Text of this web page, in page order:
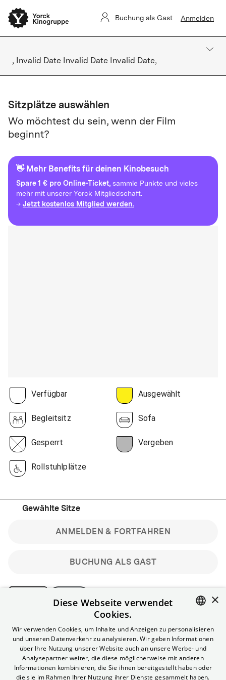
Buchung als Gast Anmelden
, Invalid Date Invalid Date Invalid Date,
Sitzplätze auswählen
Wo möchtest du sein, wenn der Film
beginnt?
👋 Mehr Benefits für deinen Kinobesuch
Spare1 € pro Online-Ticket, sammle Punkte und vieles
mehr mit unserer Yorck Mitgliedschaft.
→ Jetzt kostenlos Mitglied werden.
Verfügbar Ausgewählt
Begleitsitz Sofa
Gesperrt Vergeben
Rollstuhlplätze
Gewählte Sitze
BUCHUNG ALS GAST
ANMELDEN & FORTFAHREN
Bitte beachte: Gastbuchungen sind nicht stornierbar.
Registriere dich kostenlos für bis zu 90 min vor Filmbeginn
stornierbare Tickets für reguläre Vorstellungen.
Unlimited-Mitglied? Melde dich an, um deine Benefits
nutzen zu können.
ENGLISH
×
Diese Webseite verwendet
Cookies.
Wir verwenden Cookies, um Inhalte und Anzeigen zu personalisieren
und unseren Datenverkehr zu analysieren. Wir geben Informationen
über Ihre Nutzung unserer Website auch an unsere Werbe- und
Analysepartner weiter, die diese möglicherweise mit anderen
Informationen kombinieren, die Sie ihnen bereitgestellt haben oder
die sie im Rahmen Ihrer Nutzung ihrer Dienste gesammelt haben.